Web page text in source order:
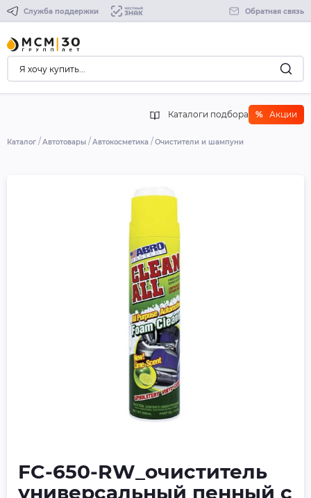
Служба поддержки Обратная связь
Каталоги подбора % Акции
Каталог Автотовары Автокосметика Очистители и шампуни
FC-650-RW_очиститель
универсальный пенный с